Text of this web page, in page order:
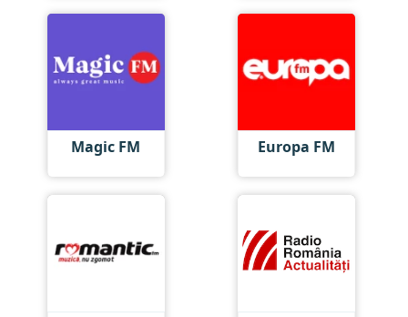
Magic FM Europa FM